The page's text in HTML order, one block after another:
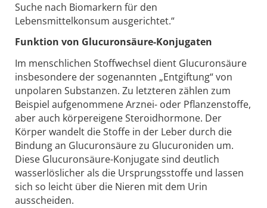
Suche nach Biomarkern für den
Lebensmittelkonsum ausgerichtet.“
Funktion von Glucuronsäure-Konjugaten
Im menschlichen Stoffwechsel dient Glucuronsäure
insbesondere der sogenannten „Entgiftung“ von
unpolaren Substanzen. Zu letzteren zählen zum
Beispiel aufgenommene Arznei- oder Pflanzenstoffe,
aber auch körpereigene Steroidhormone. Der
Körper wandelt die Stoffe in der Leber durch die
Bindung an Glucuronsäure zu Glucuroniden um.
Diese Glucuronsäure-Konjugate sind deutlich
wasserlöslicher als die Ursprungsstoffe und lassen
sich so leicht über die Nieren mit dem Urin
ausscheiden.